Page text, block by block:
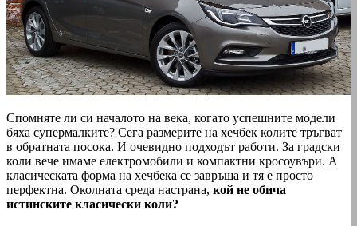
Спомняте ли си началото на века, когато успешните модели
бяха супермалките? Сега размерите на хечбек колите тръгват
в обратната посока. И очевидно подходът работи. За градски
коли вече имаме електромобили и компактни кросоувъри. А
класическата форма на хечбека се завръща и тя е просто
перфектна. Околната среда настрана, кой не обича
истинските класически коли?